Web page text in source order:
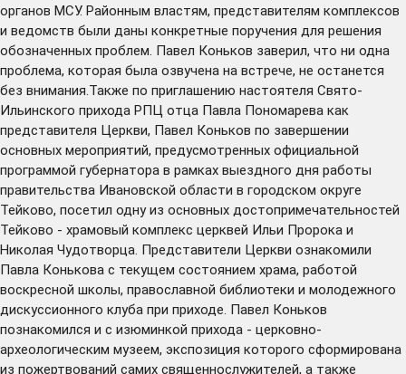
органов МСУ. Районным властям, представителям комплексов
и ведомств были даны конкретные поручения для решения
обозначенных проблем. Павел Коньков заверил, что ни одна
проблема, которая была озвучена на встрече, не останется
без внимания.Также по приглашению настоятеля Свято-
Ильинского прихода РПЦ отца Павла Пономарева как
представителя Церкви, Павел Коньков по завершении
основных мероприятий, предусмотренных официальной
программой губернатора в рамках выездного дня работы
правительства Ивановской области в городском округе
Тейково, посетил одну из основных достопримечательностей
Тейково - храмовый комплекс церквей Ильи Пророка и
Николая Чудотворца. Представители Церкви ознакомили
Павла Конькова с текущем состоянием храма, работой
воскресной школы, православной библиотеки и молодежного
дискуссионного клуба при приходе. Павел Коньков
познакомился и с изюминкой прихода - церковно-
археологическим музеем, экспозиция которого сформирована
из пожертвований самих священнослужителей, а также